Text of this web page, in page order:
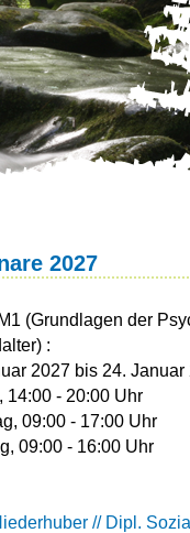
2027
(Grundlagen der
:
2027 bis 24.
14:00 - 20:00 Uhr
09:00 - 17:00 Uhr
09:00 - 16:00 Uhr
// Dipl.